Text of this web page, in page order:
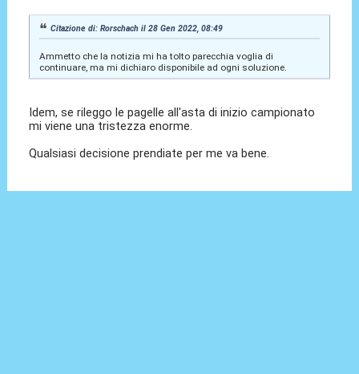
Citazione di: Rorschach il 28 Gen 2022, 08:49
Ammetto che la notizia mi ha tolto parecchia voglia di
continuare, ma mi dichiaro disponibile ad ogni soluzione.
Idem, se rileggo le pagelle all'asta di inizio campionato
mi viene una tristezza enorme.
Qualsiasi decisione prendiate per me va bene.